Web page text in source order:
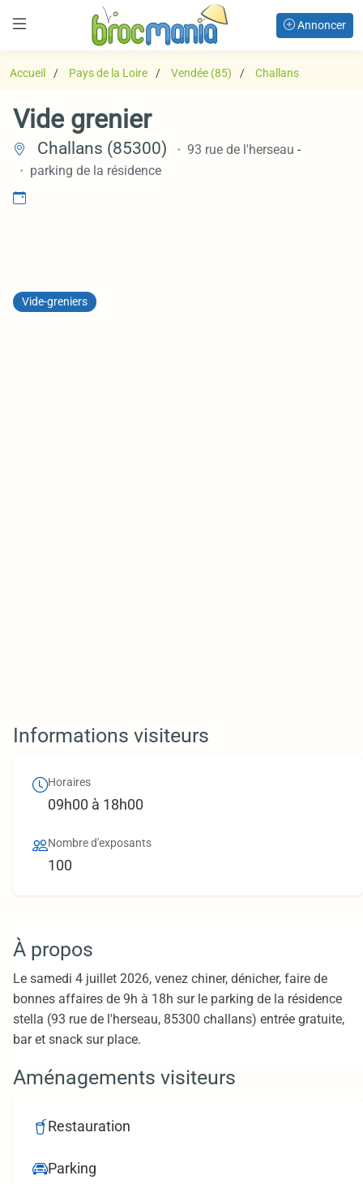
Annoncer
Accueil Pays de la Loire Vendée (85) Challans
Vide grenier
Challans (85300) 93 rue de l'herseau -
parking de la résidence
Vide-greniers
Informations visiteurs
Horaires
09h00 à 18h00
Nombre d'exposants
100
À propos
Le samedi 4 juillet 2026, venez chiner, dénicher, faire de
bonnes affaires de 9h à 18h sur le parking de la résidence
stella (93 rue de l'herseau, 85300 challans) entrée gratuite,
bar et snack sur place.
Aménagements visiteurs
Restauration
Parking